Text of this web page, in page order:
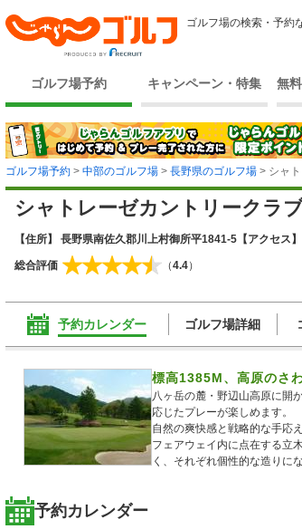
ゴルフ場の検索・予約
ゴルフ場予約 キャンペーン・特集 無
ゴルフ場予約 > 中部のゴルフ場 > 長野県のゴルフ場 > シャ
シャトレーゼカントリークラ
【住所】 長野県南佐久郡川上村御所平1841-5 【アクセス
総合評価 （4.4）
予約カレンダー ゴルフ場詳細
標高1385M、高原のさ
八ヶ岳の麓・野辺山高原に開
応じたプレーが楽しめます。
自然の爽快感と戦略的な手応
フェアウェイ内に点在する立
く、それぞれ個性的な造りに
予約カレンダー